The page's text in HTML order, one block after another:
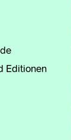
Editionen